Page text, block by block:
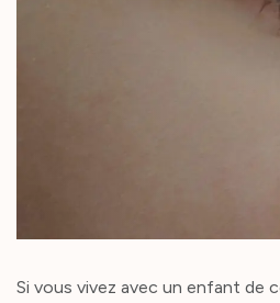
Si vous vivez avec un enfant de